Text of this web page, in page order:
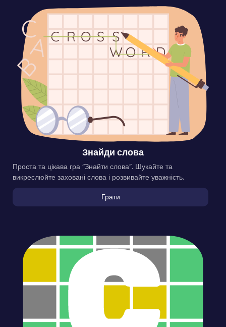
Знайди слова
Проста та цікава гра “Знайти слова”. Шукайте та
викреслюйте заховані слова і розвивайте уважність.
Грати